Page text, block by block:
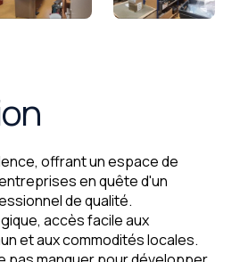
offrant un espace de
en quête d'un
de qualité.
accès facile aux
et aux commodités locales.